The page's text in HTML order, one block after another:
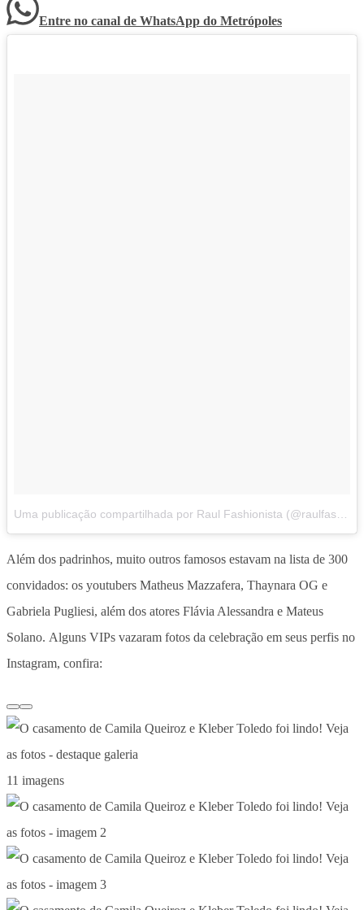
Entre no canal de WhatsApp do Metrópoles
Além dos padrinhos, muito outros famosos estavam na lista de 300
convidados: os youtubers Matheus Mazzafera, Thaynara OG e
Gabriela Pugliesi, além dos atores Flávia Alessandra e Mateus
Solano. Alguns VIPs vazaram fotos da celebração em seus perfis no
Instagram, confira:
11 imagens